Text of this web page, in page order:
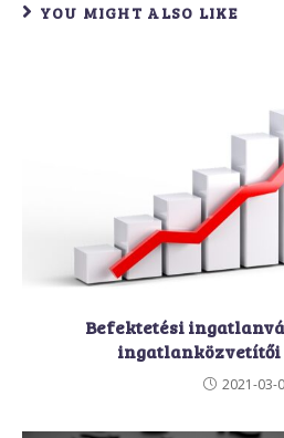
YOU MIGHT ALSO LIKE
Befektetési
ingatlanközvetítői
2021-03-